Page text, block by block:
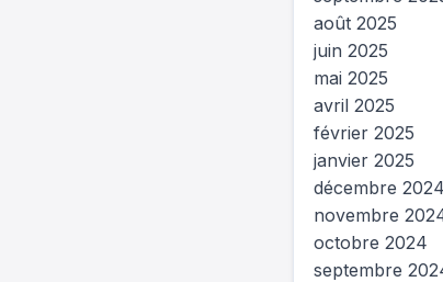
août 2025
juin 2025
mai 2025
avril 2025
février 2025
janvier 2025
décembre 2024
novembre
octobre 2024
septembre